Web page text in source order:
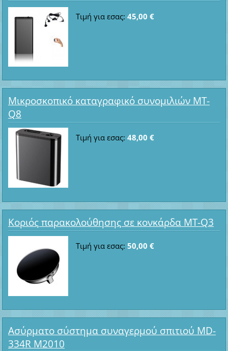
Τιμή για εσας: 45,00 €
Μικροσκοπικό καταγραφικό συνομιλιών MT-
Q8
Τιμή για εσας: 48,00 €
Κοριός παρακολούθησης σε κονκάρδα MT-Q3
Τιμή για εσας: 50,00 €
Ασύρματο σύστημα συναγερμού σπιτιού MD-
334R M2010